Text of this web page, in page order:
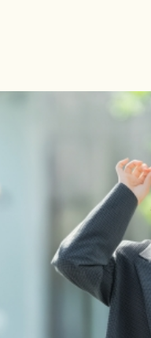
ズより先に直したい掛け方のクセ